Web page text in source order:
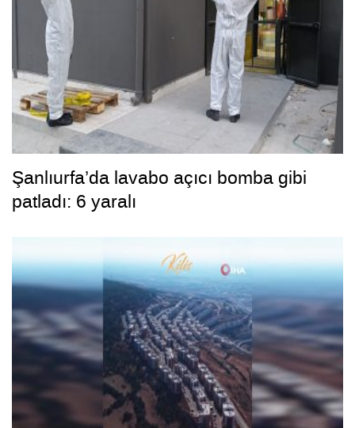
Şanlıurfa’da lavabo açıcı bomba gibi
patladı: 6 yaralı